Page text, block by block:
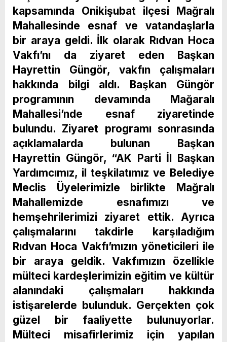
kapsamında Onikişubat ilçesi Mağralı
Mahallesinde esnaf ve vatandaşlarla
bir araya geldi. İlk olarak Rıdvan Hoca
Vakfı’nı da ziyaret eden Başkan
Hayrettin Güngör, vakfın çalışmaları
hakkında bilgi aldı. Başkan Güngör
programının devamında Mağaralı
Mahallesi’nde esnaf ziyaretinde
bulundu. Ziyaret programı sonrasında
açıklamalarda bulunan Başkan
Hayrettin Güngör, “AK Parti İl Başkan
Yardımcımız, il teşkilatımız ve Belediye
Meclis Üyelerimizle birlikte Mağralı
Mahallemizde esnafımızı ve
hemşehrilerimizi ziyaret ettik. Ayrıca
çalışmalarını takdirle karşıladığım
Rıdvan Hoca Vakfı’mızın yöneticileri ile
bir araya geldik. Vakfımızın özellikle
mülteci kardeşlerimizin eğitim ve kültür
alanındaki çalışmaları hakkında
istişarelerde bulunduk. Gerçekten çok
güzel bir faaliyette bulunuyorlar.
Mülteci misafirlerimiz için yapılan